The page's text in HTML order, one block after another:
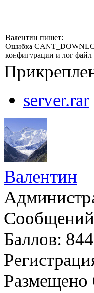
Валентин пишет:
Ошибка
конфигурации и лог файл
server.rar
Валентин
Баллов:
Размещено